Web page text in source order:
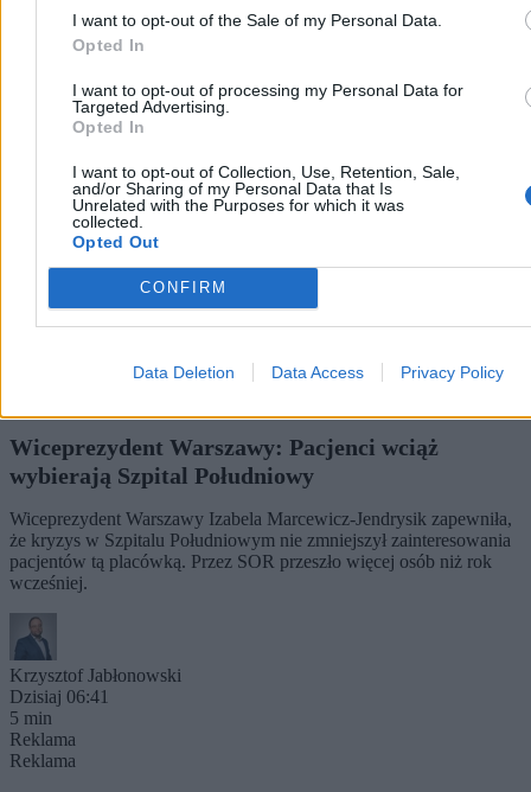
I want to opt-out of the Sale of my Personal Data.
Opted In
I want to opt-out of processing my Personal Data for
Targeted Advertising.
Opted In
I want to opt-out of Collection, Use, Retention, Sale,
and/or Sharing of my Personal Data that Is
Unrelated with the Purposes for which it was
collected.
Opted Out
CONFIRM
Data Deletion Data Access Privacy Policy
Dzisiaj 07:13
Wiceprezydent Warszawy: Pacjenci wciąż
wybierają Szpital Południowy
Wiceprezydent Warszawy Izabela Marcewicz-Jendrysik zapewniła,
że kryzys w Szpitalu Południowym nie zmniejszył zainteresowania
pacjentów tą placówką. Przez SOR przeszło więcej osób niż rok
wcześniej.
Krzysztof Jabłonowski
Dzisiaj 06:41
5 min
Reklama
Reklama